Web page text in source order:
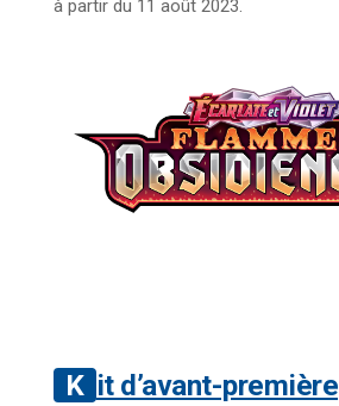
à partir du 11 août 2023.
Kit d’avant-première